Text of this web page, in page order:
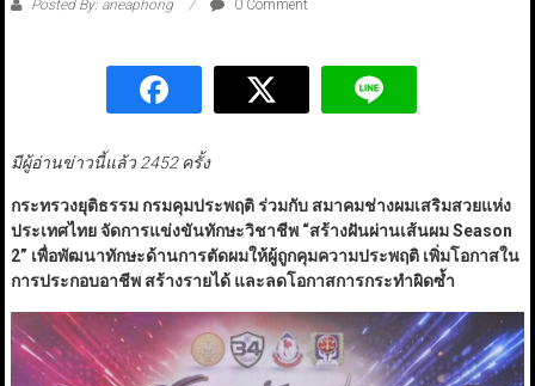
Posted By: aneaphong 0 Comment
มีผู้อ่านข่าวนี้แล้ว 2452 ครั้ง
กระทรวงยุติธรรม กรมคุมประพฤติ ร่วมกับ สมาคมช่างผมเสริมสวยแห่ง
ประเทศไทย จัดการแข่งขันทักษะวิชาชีพ “สร้างฝันผ่านเส้นผม Season
2” เพื่อพัฒนาทักษะด้านการตัดผมให้ผู้ถูกคุมความประพฤติ เพิ่มโอกาสใน
การประกอบอาชีพ สร้างรายได้ และลดโอกาสการกระทำผิดซ้ำ